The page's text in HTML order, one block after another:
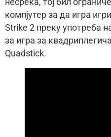
компјутер за да игра
Strike 2 преку употреба
за игра за
Quadstick.